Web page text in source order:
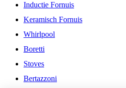
Inductie Fornuis
Keramisch Fornuis
Whirlpool
Boretti
Stoves
Bertazzoni